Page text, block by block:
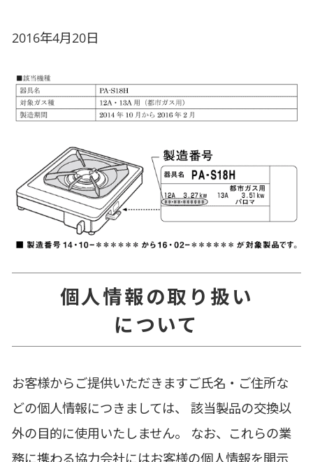
2016年4月20日
個人情報の取り扱い
について
お客様からご提供いただきますご氏名・ご住所な
どの個人情報につきましては、 該当製品の交換以
外の目的に使用いたしません。 なお、これらの業
務に携わる協力会社にはお客様の個人情報を開示